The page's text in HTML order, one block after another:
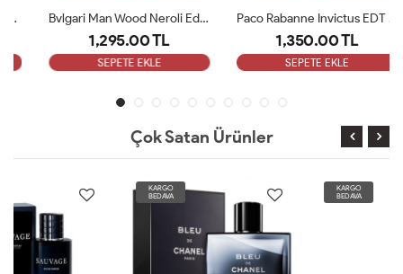
Bvlgari Man Wood Neroli Edp 100 Ml ARC
1,295.00 TL
SEPETE EKLE
Paco Rabanne Invictus EDT Erkek Parfüm 100 Ml ARC
1,350.00 TL
SEPETE EKLE
Çok Satan Ürünler